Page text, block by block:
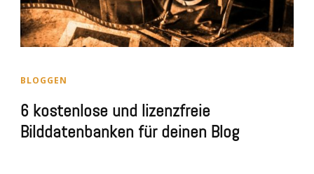
BLOGGEN
6 kostenlose und lizenzfreie
Bilddatenbanken für deinen Blog